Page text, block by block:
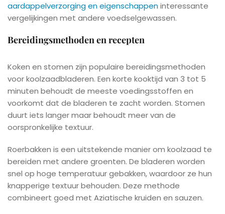
aardappelverzorging en eigenschappeninteressante
vergelijkingen met andere voedselgewassen.
Bereidingsmethoden en recepten
Koken en stomen zijn populaire bereidingsmethoden
voor koolzaadbladeren. Een korte kooktijd van 3 tot 5
minuten behoudt de meeste voedingsstoffen en
voorkomt dat de bladeren te zacht worden. Stomen
duurt iets langer maar behoudt meer van de
oorspronkelijke textuur.
Roerbakken is een uitstekende manier om koolzaad te
bereiden met andere groenten. De bladeren worden
snel op hoge temperatuur gebakken, waardoor ze hun
knapperige textuur behouden. Deze methode
combineert goed met Aziatische kruiden en sauzen.